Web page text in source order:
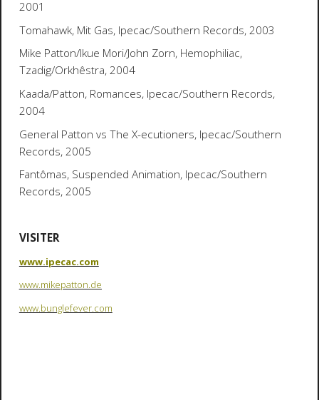
2001
Tomahawk, Mit Gas, Ipecac/Southern Records, 2003
Mike Patton/Ikue Mori/John Zorn, Hemophiliac,
Tzadig/Orkhêstra, 2004
Kaada/Patton, Romances, Ipecac/Southern Records,
2004
General Patton vs The X-ecutioners, Ipecac/Southern
Records, 2005
Fantômas, Suspended Animation, Ipecac/Southern
Records, 2005
VISITER
www.ipecac.com
www.mikepatton.de
www.bunglefever.com